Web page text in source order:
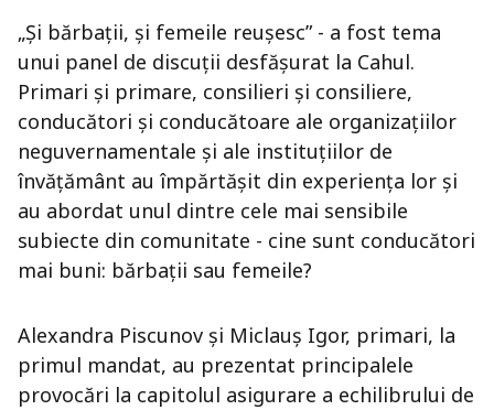
„Și bărbații, și femeile reușesc” - a fost tema
unui panel de discuții desfășurat la Cahul.
Primari și primare, consilieri și consiliere,
conducători și conducătoare ale organizațiilor
neguvernamentale și ale instituțiilor de
învățământ au împărtășit din experiența lor și
au abordat unul dintre cele mai sensibile
subiecte din comunitate - cine sunt conducători
mai buni: bărbații sau femeile?
Alexandra Piscunov și Miclauș Igor, primari, la
primul mandat, au prezentat principalele
provocări la capitolul asigurare a echilibrului de